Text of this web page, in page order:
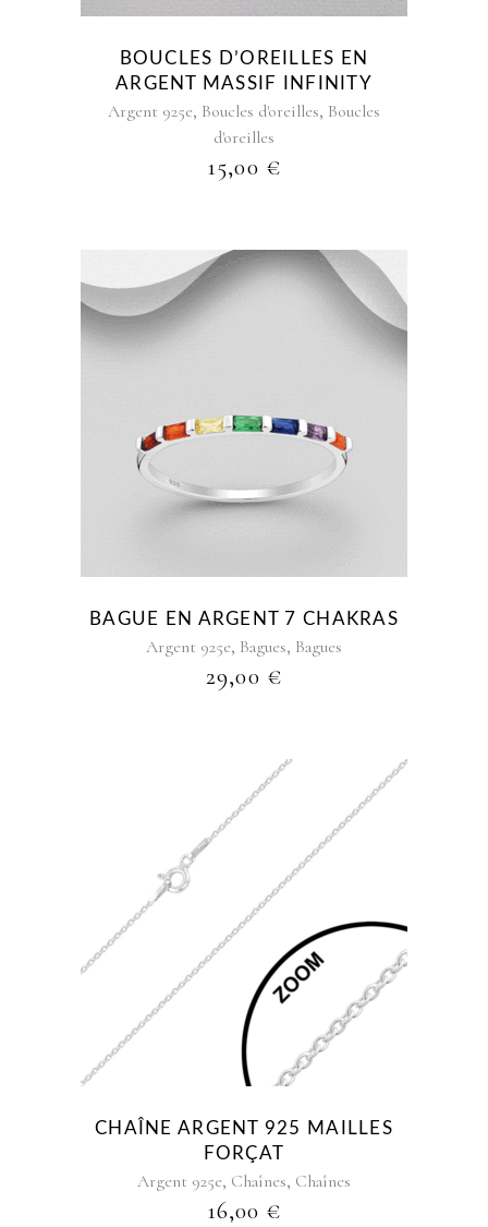
BOUCLES D’OREILLES EN
ARGENT MASSIF INFINITY
Argent 925e, Boucles d'oreilles, Boucles
d'oreilles
15,00 €
produit
plusieurs
variations.
peuvent
choisies
sur
la
produit
BAGUE EN ARGENT 7 CHAKRAS
Argent 925e, Bagues, Bagues
29,00 €
Ce
produit
plusieurs
variations.
Les
options
peuvent
choisies
sur
la
page
CHAÎNE ARGENT 925 MAILLES
FORÇAT
Argent 925e, Chaînes, Chaînes
16,00 €